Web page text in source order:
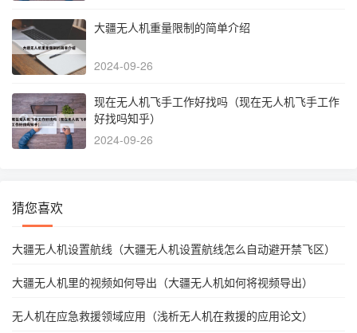
大疆无人机重量限制的简单介绍
2024-09-26
现在无人机飞手工作好找吗（现在无人机飞手工作
好找吗知乎）
2024-09-26
猜您喜欢
大疆无人机设置航线（大疆无人机设置航线怎么自动避开禁飞区）
大疆无人机里的视频如何导出（大疆无人机如何将视频导出）
无人机在应急救援领域应用（浅析无人机在救援的应用论文）